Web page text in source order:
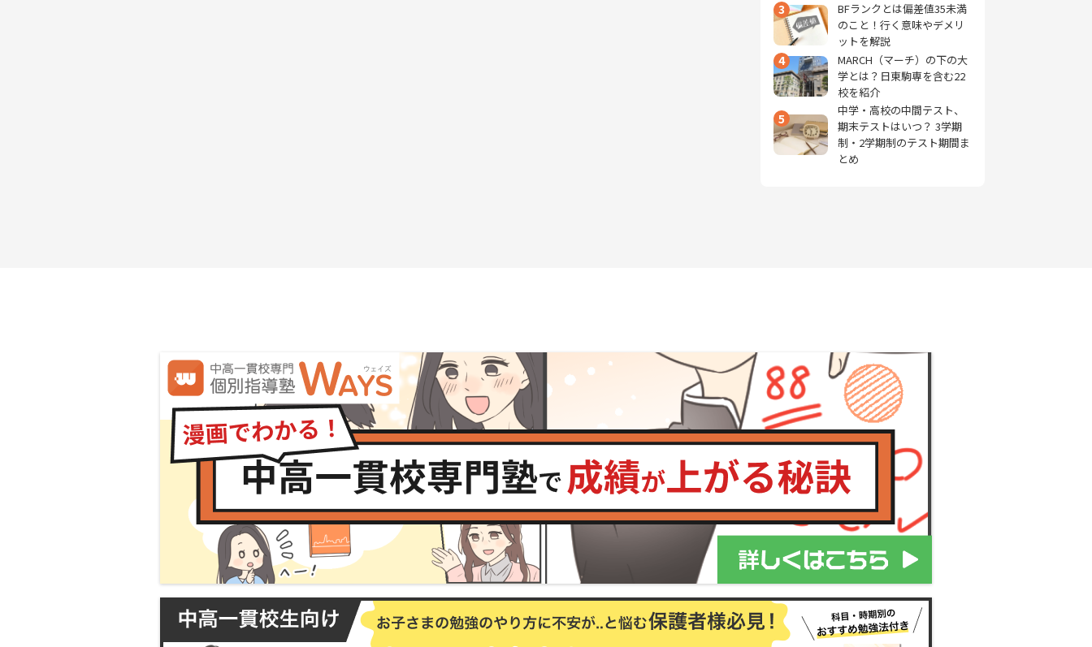
3
BFランクとは偏差値35未満
のこと！行く意味やデメリ
ットを解説
4
MARCH（マーチ）の下の大
学とは？日東駒専を含む22
校を紹介
5
中学・高校の中間テスト、
期末テストはいつ？ 3学期
制・2学期制のテスト期間ま
とめ